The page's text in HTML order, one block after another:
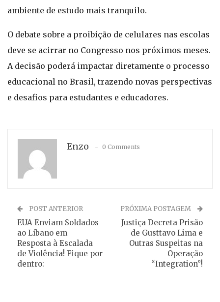
ambiente de estudo mais tranquilo.
O debate sobre a proibição de celulares nas escolas
deve se acirrar no Congresso nos próximos meses.
A decisão poderá impactar diretamente o processo
educacional no Brasil, trazendo novas perspectivas
e desafios para estudantes e educadores.
Enzo 0 Comments
POST ANTERIOR
EUA Enviam Soldados
ao Líbano em
Resposta à Escalada
de Violência! Fique por
dentro:
PRÓXIMA POSTAGEM
Justiça Decreta Prisão
de Gusttavo Lima e
Outras Suspeitas na
Operação
“Integration”!